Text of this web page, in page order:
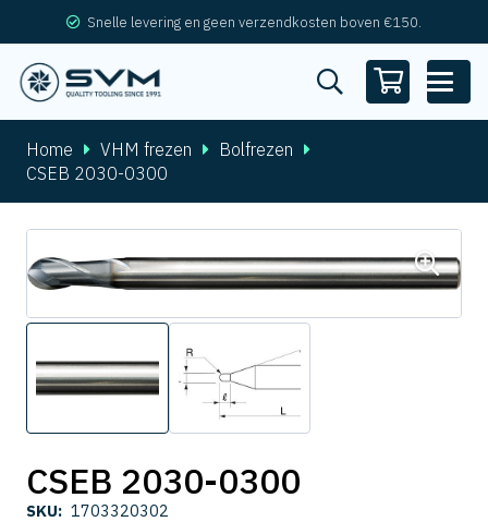
Snelle levering en geen verzendkosten boven €150.
Home VHM frezen
Bolfrezen
CSEB 2030-0300
CSEB 2030-0300
SKU: 1703320302